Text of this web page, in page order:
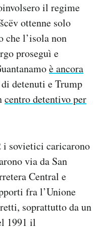
il regime
ottenne solo
che l’isola non
proseguì e
è ancora
detenuti e Trump
centro detentivo per
i sovietici caricarono
via da San
Central e
fra l’Unione
soprattutto da un
1991 il